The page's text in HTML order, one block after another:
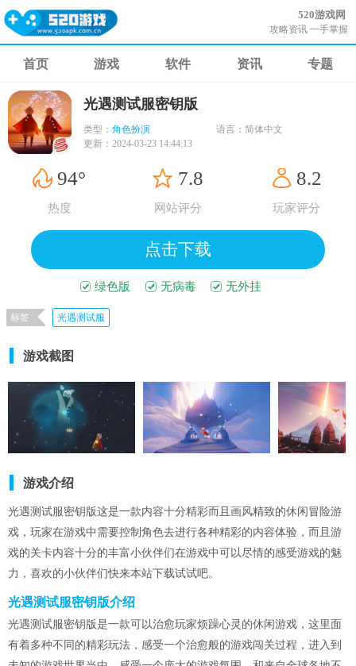
520游戏网
攻略资讯 一手掌握
首页 游戏 软件 资讯 专题
光遇测试服密钥版
类型： 角色扮演 语言： 简体中文
更新： 2024-03-23 14:44:13
94°
热度
7.8
网站评分
8.2
玩家评分
点击下载
绿色版 无病毒 无外挂
标签 光遇测试服
游戏截图
游戏介绍
光遇测试服密钥版这是一款内容十分精彩而且画风精致的休闲冒险游
戏，玩家在游戏中需要控制角色去进行各种精彩的内容体验，而且游
戏的关卡内容十分的丰富小伙伴们在游戏中可以尽情的感受游戏的魅
力，喜欢的小伙伴们快来本站下载试试吧。
光遇测试服密钥版介绍
光遇测试服密钥版是一款可以治愈玩家烦躁心灵的休闲游戏，这里面
有着多种不同的精彩玩法，感受一个治愈般的游戏闯关过程，进入到